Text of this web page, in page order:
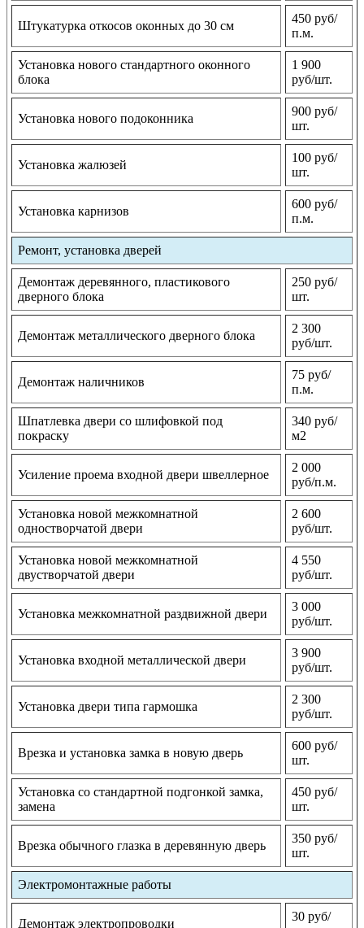
Штукатурка откосов оконных до 30 см
450 руб/
п.м.
Установка нового стандартного оконного
блока
1 900
руб/шт.
Установка нового подоконника
900 руб/
шт.
Установка жалюзей
100 руб/
шт.
Установка карнизов
600 руб/
п.м.
Ремонт, установка дверей
Демонтаж деревянного, пластикового
дверного блока
250 руб/
шт.
Демонтаж металлического дверного блока
2 300
руб/шт.
Демонтаж наличников
75 руб/
п.м.
Шпатлевка двери со шлифовкой под
покраску
340 руб/
м2
Усиление проема входной двери швеллерное
2 000
руб/п.м.
Установка новой межкомнатной
одностворчатой двери
2 600
руб/шт.
Установка новой межкомнатной
двустворчатой двери
4 550
руб/шт.
Установка межкомнатной раздвижной двери
3 000
руб/шт.
Установка входной металлической двери
3 900
руб/шт.
Установка двери типа гармошка
2 300
руб/шт.
Врезка и установка замка в новую дверь
600 руб/
шт.
Установка со стандартной подгонкой замка,
замена
450 руб/
шт.
Врезка обычного глазка в деревянную дверь
350 руб/
шт.
Электромонтажные работы
Демонтаж электропроводки
30 руб/